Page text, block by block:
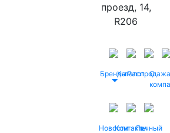
проезд, 14,
R206
БрендыКаталог
Распродажа
О
НовостиКонтактыЛичный